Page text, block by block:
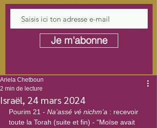
Je m'abonne
Israël, 24 mars 2024
Ariela Chetboun
2 min de lecture
Pourim 21 - Na’assé vé nichm’a : recevoir
toute la Torah (suite et fin) - "Moïse avait